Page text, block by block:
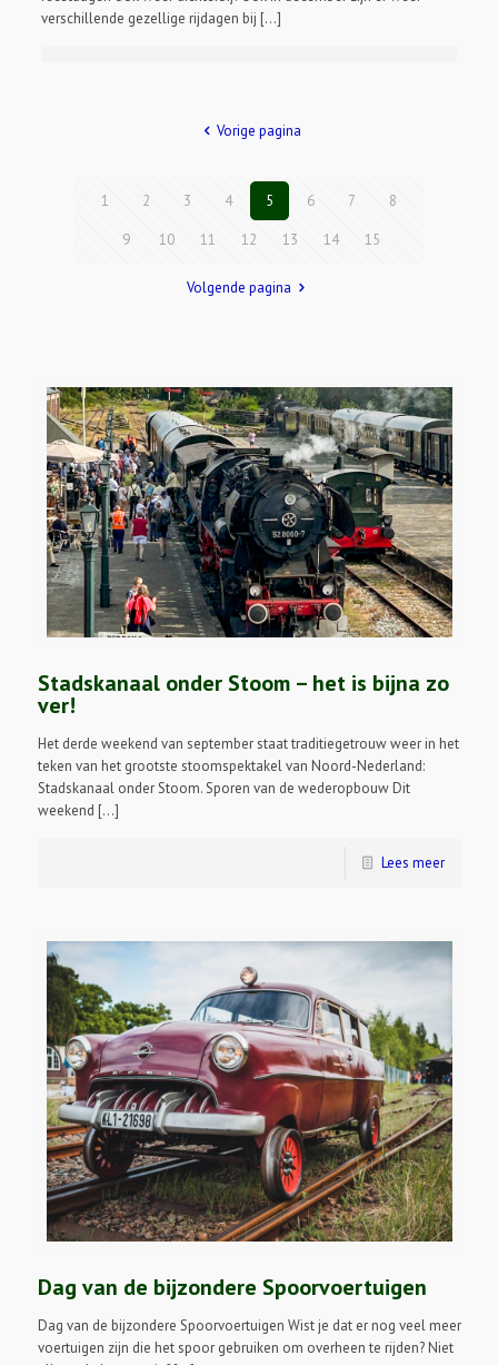
verschillende gezellige rijdagen bij […]
Vorige pagina
1 2 3 4 5 6 7 8
9 10 11 12 13 14 15
Volgende pagina
Stadskanaal onder Stoom – het is bijna zo
ver!
Het derde weekend van september staat traditiegetrouw weer in het
teken van het grootste stoomspektakel van Noord-Nederland:
Stadskanaal onder Stoom. Sporen van de wederopbouw Dit
weekend […]
Lees meer
Dag van de bijzondere Spoorvoertuigen
Dag van de bijzondere Spoorvoertuigen Wist je dat er nog veel meer
voertuigen zijn die het spoor gebruiken om overheen te rijden? Niet